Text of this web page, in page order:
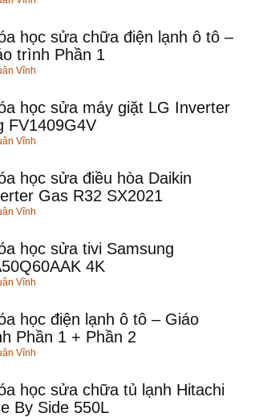
học sửa chữa điện lạnh ô tô –
trình Phần 1
Vĩnh
học sửa máy giặt LG Inverter
FV1409G4V
Vĩnh
học sửa điều hòa Daikin
Gas R32 SX2021
Vĩnh
học sửa tivi Samsung
4K
Vĩnh
học điện lạnh ô tô – Giáo
Phần 1 + Phần 2
Vĩnh
học sửa chữa tủ lạnh Hitachi
By Side 550L